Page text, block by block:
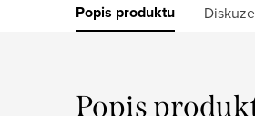
Popis produktu Diskuze
Popis